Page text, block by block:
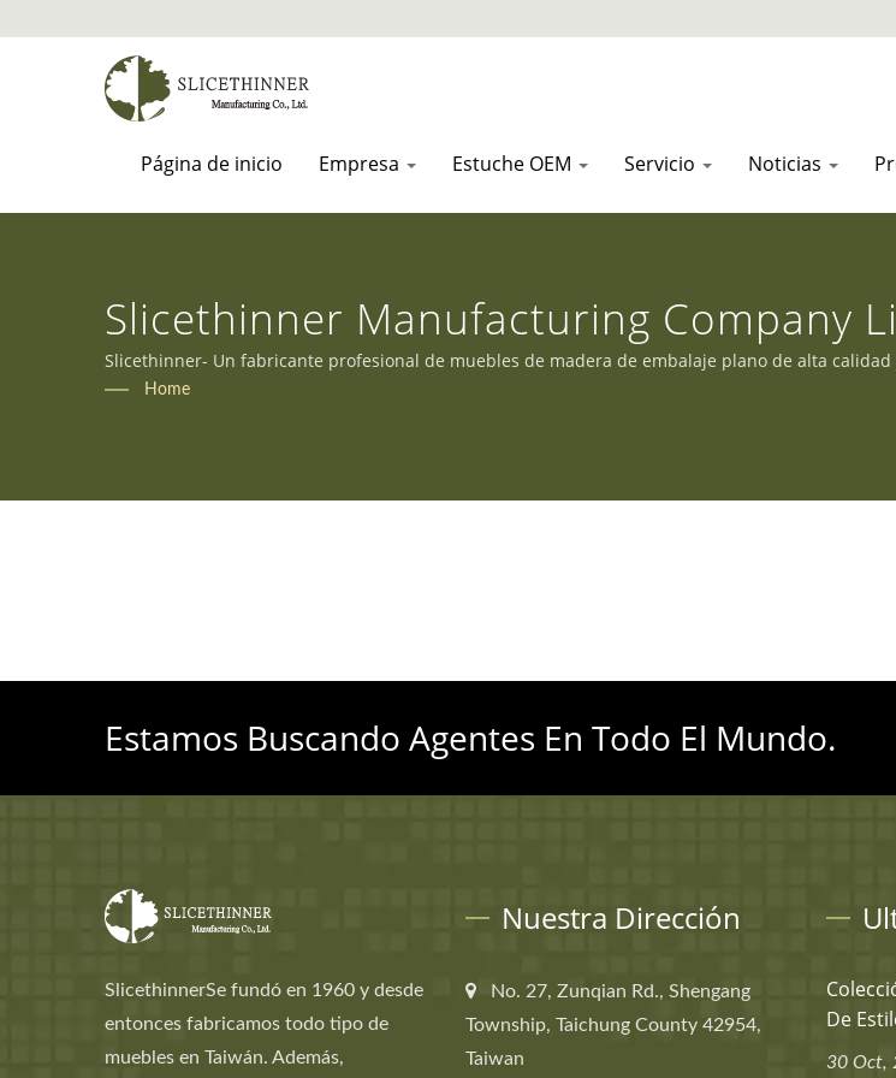
Página de inicio Empresa Estuche OEM Servicio Noticias
Slicethinner Manufacturing Company
Slicethinner- Un fabricante profesional de muebles de madera de embalaje plano de alta
Home
Estamos Buscando Agentes En Todo El Mundo.
SlicethinnerSe fundó en 1960 y desde
entonces fabricamos todo tipo de
muebles en Taiwán. Además,
Nuestra Dirección
No. 27, Zunqian Rd., Shengang
Township, Taichung County 42954,
Taiwan
De
30 Oct,